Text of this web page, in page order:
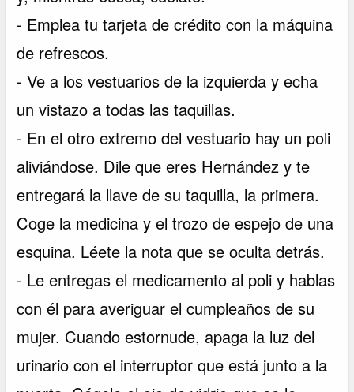
- Emplea tu tarjeta de crédito con la máquina
de refrescos.
- Ve a los vestuarios de la izquierda y echa
un vistazo a todas las taquillas.
- En el otro extremo del vestuario hay un poli
aliviándose. Dile que eres Hernández y te
entregará la llave de su taquilla, la primera.
Coge la medicina y el trozo de espejo de una
esquina. Léete la nota que se oculta detrás.
- Le entregas el medicamento al poli y hablas
con él para averiguar el cumpleaños de su
mujer. Cuando estornude, apaga la luz del
urinario con el interruptor que está junto a la